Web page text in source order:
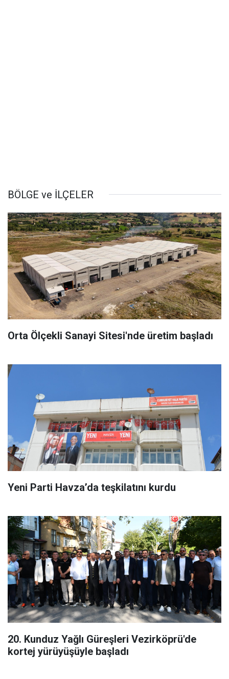
BÖLGE ve İLÇELER
Orta Ölçekli Sanayi Sitesi'nde üretim başladı
Yeni Parti Havza’da teşkilatını kurdu
20. Kunduz Yağlı Güreşleri Vezirköprü'de
kortej yürüyüşüyle başladı